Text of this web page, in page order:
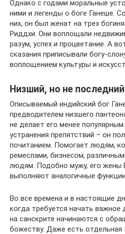
Однако с годами моральные
ними и легенды о боге Ганеше.
них, он был женат на трех
Риддхи. Они воплощали
разум, успех и процветание. А
сказания приписывали богу-
воплощением культуры и
Низший, но не последний
Описываемый индийский бог
предводителем низшего
не делает его менее
устранения препятствий – он
почитанием. Помогает людям,
ремеслами, бизнесом,
людям. Подобно мужу, его жены
выполняют аналогичные функции.
Во все времена и в настоящие
когда требуется начать важное
на санскрите начинаются с
божеству. Даже есть отдельная